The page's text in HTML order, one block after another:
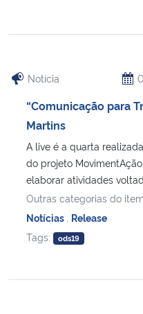
Notícia
“Comunicação para
Martins
A live é a quarta
do projeto
elaborar atividades
Outras categorias do
Notícias Release
Tags:
ods19